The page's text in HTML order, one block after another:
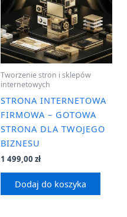
Tworzenie stron i sklepów
internetowych
STRONA INTERNETOWA
FIRMOWA – GOTOWA
STRONA DLA TWOJEGO
BIZNESU
1 499,00 zł
Dodaj do koszyka